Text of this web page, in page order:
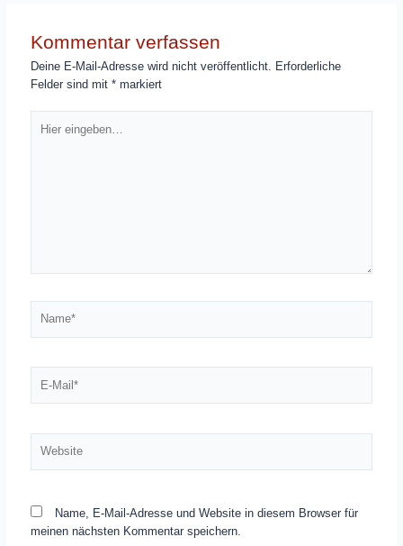
Kommentar verfassen
Deine E-Mail-Adresse wird nicht veröffentlicht. Erforderliche
Felder sind mit* markiert
eingeben…
Mail*
Name, E-Mail-Adresse und Website in diesem Browser für
meinen nächsten Kommentar speichern.